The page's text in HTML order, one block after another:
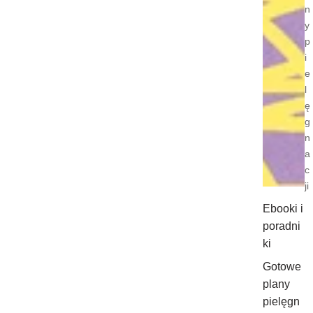
n
y
p
i
e
l
ę
g
n
a
c
ji
Ebooki i
poradni
ki
Gotowe
plany
pielęgn